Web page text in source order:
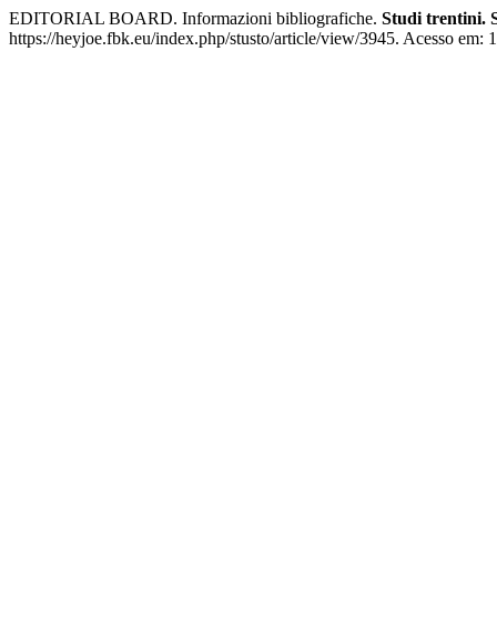
EDITORIAL BOARD. Informazioni bibliografiche. Studi trentini.
https://heyjoe.fbk.eu/index.php/stusto/article/view/3945. Acesso em: